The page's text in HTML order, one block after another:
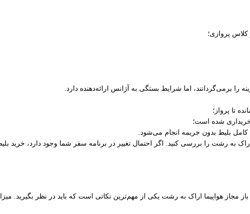
پروازی؛
را برمی‌گردانند، اما شرایط بستگی به آژانس ارائه‌دهنده دارد.
تا پرواز؛
شده است؛
کامل بلیط بدون جریمه انجام می‌شود.
اراک به رشت را بررسی کنید. اگر احتمال تغییر در برنامه سفر شما وجود دارد، خرید
باز مجاز هواپیما اراک به رشت یکی از مهم‌ترین نکاتی است که باید در نظر بگیرید.